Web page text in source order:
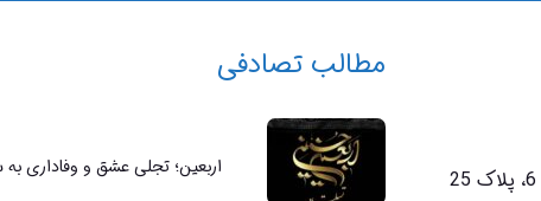
مطالب تصادفی
اربعین؛ تجلی عشق و وفاداری